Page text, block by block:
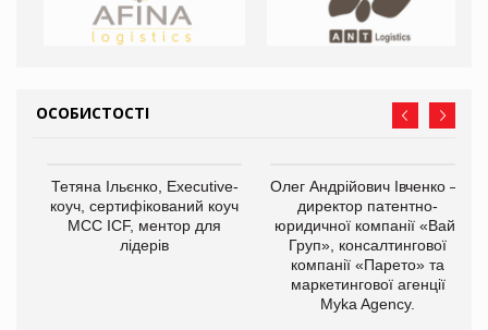
ОСОБИСТОСТІ
Тетяна Ільєнко, Executive-
коуч, сертифікований коуч
МСС ICF, ментор для
лідерів
Олег Андрійович Івченко —
директор патентно-
юридичної компанії «Вайз
Груп», консалтингової
компанії «Парето» та
маркетингової агенції
Myka Agency.